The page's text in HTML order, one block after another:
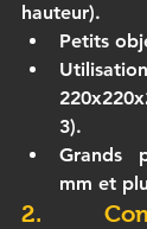
hauteur).
Petits
3).
Grands
mm et
2.